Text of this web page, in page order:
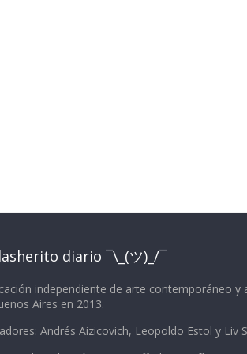
diario ¯\_(ツ)_/¯
independiente de arte contemporáneo y
Aires en 2013.
Andrés Aizicovich, Leopoldo Estol y Liv